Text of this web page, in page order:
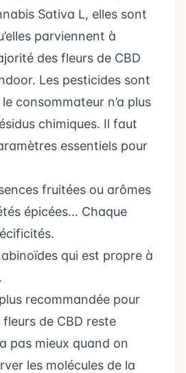
Sativa L, elles sont
parviennent à
des fleurs de CBD
Les pesticides sont
consommateur n’a plus
chimiques. Il faut
essentiels pour
fruitées ou arômes
épicées… Chaque
qui est propre à
recommandée pour
de CBD reste
pas mieux quand on
les molécules de la